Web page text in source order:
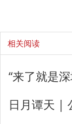
相关阅读
“来了就是
日月谭天 |